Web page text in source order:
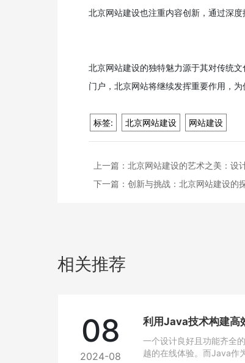
北京网站建设也注重内容创新，通过深
北京网站建设的独特魅力源于其对传统
门户，北京网站将继续发挥重要作用，
标签: 北京网站建设 网站建设
上一篇：北京网站建设的艺术之美：设
下一篇：创新与挑战：北京网站建设的
相关推荐
08
2024-08
利用Java技术构建高
一个设计良好且功能齐全
越的在线体验。而Java作